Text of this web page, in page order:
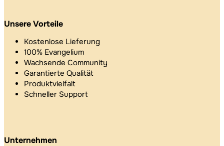
Unsere Vorteile
Kostenlose Lieferung
100% Evangelium
Wachsende Community
Garantierte Qualität
Produktvielfalt
Schneller Support
Unternehmen